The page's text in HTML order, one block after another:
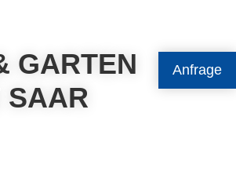
Anfrage
GARTEN
SAAR